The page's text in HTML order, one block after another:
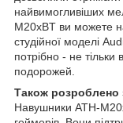
найвимогливіших
M20xBT ви можете
студійної моделі
потрібно - не
подорожей.
Також розроблено
Навушники ATH-